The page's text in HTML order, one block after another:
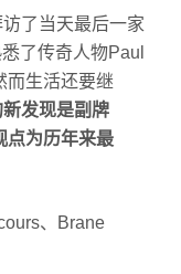
了当天最后一家
了传奇人物Paul
而生活还要继
发现是副牌
点为历年来最
、Brane